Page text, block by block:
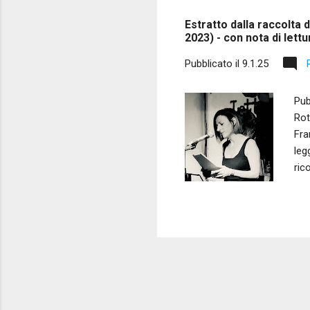
Estratto dalla raccolta
2023) - con nota di
Pubblicato il 9.1.25